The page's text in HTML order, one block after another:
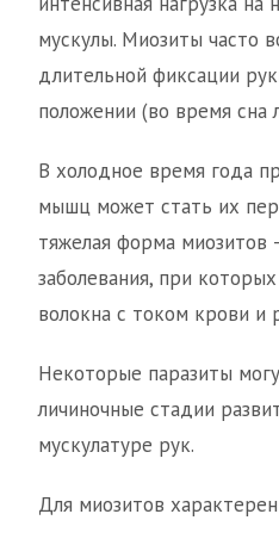
мускулы. Миозиты часто
длительной фиксации
положении (во время сна
В холодное время года
мышц может стать их
тяжелая форма миозитов
заболевания, при
волокна с током крови и
Некоторые паразиты
личиночные стадии
мускулатуре рук.
Для миозитов